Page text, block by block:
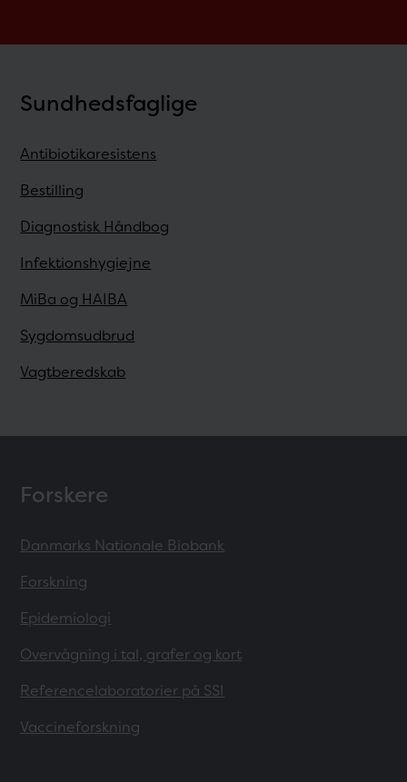
Sundhedsfaglige
Antibiotikaresistens
Bestilling
Diagnostisk Håndbog
Infektionshygiejne
MiBa og HAIBA
Sygdomsudbrud
Vagtberedskab
Forskere
Danmarks Nationale Biobank
Forskning
Epidemiologi
Overvågning i tal, grafer og kort
Referencelaboratorier på SSI
Vaccineforskning